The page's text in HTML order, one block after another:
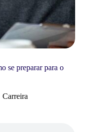
se preparar para o
Carreira